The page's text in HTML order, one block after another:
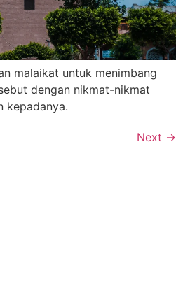
malaikat untuk menimbang
dengan nikmat-nikmat
kepadanya.
Next →